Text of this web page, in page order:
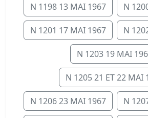
N 1198 13 MAI 1967 N
N 1201 17 MAI 1967 N
N 1203 19 MAI
N 1205 21 ET 22 MAI
N 1206 23 MAI 1967 N